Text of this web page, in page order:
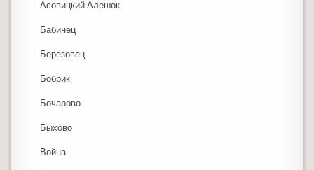
Асовицкий Алешок
Бабинец
Березовец
Бобрик
Бочарово
Быхово
Война